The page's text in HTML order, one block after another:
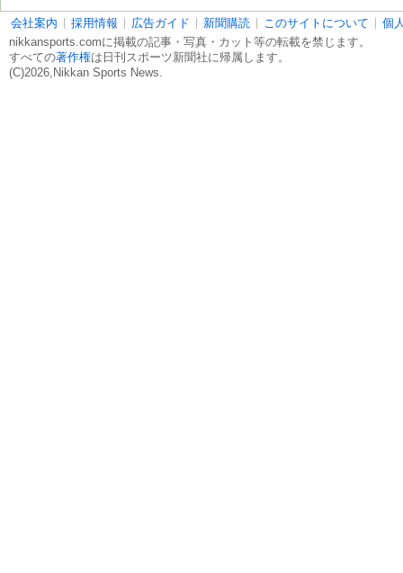
会社案内 採用情報 広告ガイド 新聞購読 このサイトについて
個
nikkansports.comに掲載の記事・写真・カット等の転載を禁じます。
すべての著作権は日刊スポーツ新聞社に帰属します。
(C)2026,Nikkan Sports News.